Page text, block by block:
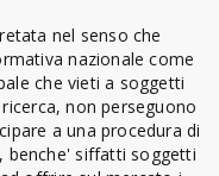
nel senso che
nazionale come
che vieti a soggetti
non perseguono
a una procedura di
benche' siffatti soggetti